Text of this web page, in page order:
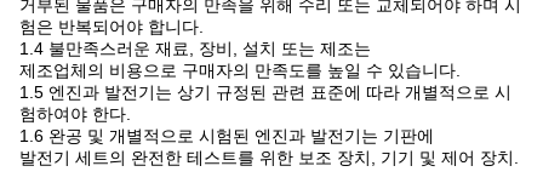
거부된 물품은 구매자의 만족을 위해 수리 또는 교체되어야 하며 시
험은 반복되어야 합니다.
1.4 불만족스러운 재료, 장비, 설치 또는 제조는
제조업체의 비용으로 구매자의 만족도를 높일 수 있습니다.
1.5 엔진과 발전기는 상기 규정된 관련 표준에 따라 개별적으로 시
험하여야 한다.
1.6 완공 및 개별적으로 시험된 엔진과 발전기는 기판에
발전기 세트의 완전한 테스트를 위한 보조 장치, 기기 및 제어 장치.